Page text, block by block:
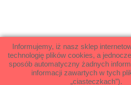
Informujemy, iż nasz sklep
technologię plików cookies, a
sposób automatyczny żadnych
informacji zawartych w tych
„ciasteczkach”).